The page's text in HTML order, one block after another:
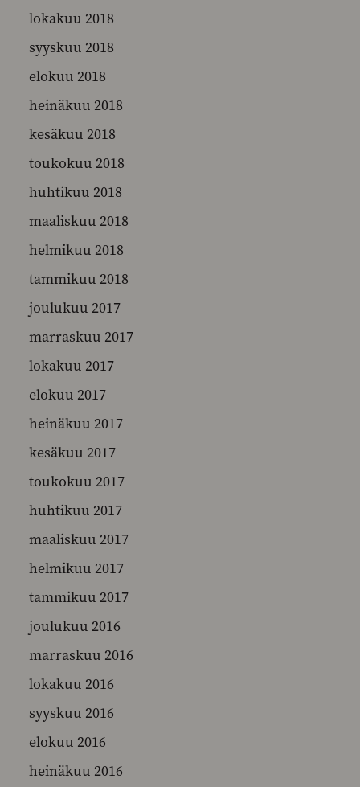
lokakuu 2018
syyskuu 2018
elokuu 2018
heinäkuu 2018
kesäkuu 2018
toukokuu 2018
huhtikuu 2018
maaliskuu 2018
helmikuu 2018
tammikuu 2018
joulukuu 2017
marraskuu 2017
lokakuu 2017
elokuu 2017
heinäkuu 2017
kesäkuu 2017
toukokuu 2017
huhtikuu 2017
maaliskuu 2017
helmikuu 2017
tammikuu 2017
joulukuu 2016
marraskuu 2016
lokakuu 2016
syyskuu 2016
elokuu 2016
heinäkuu 2016